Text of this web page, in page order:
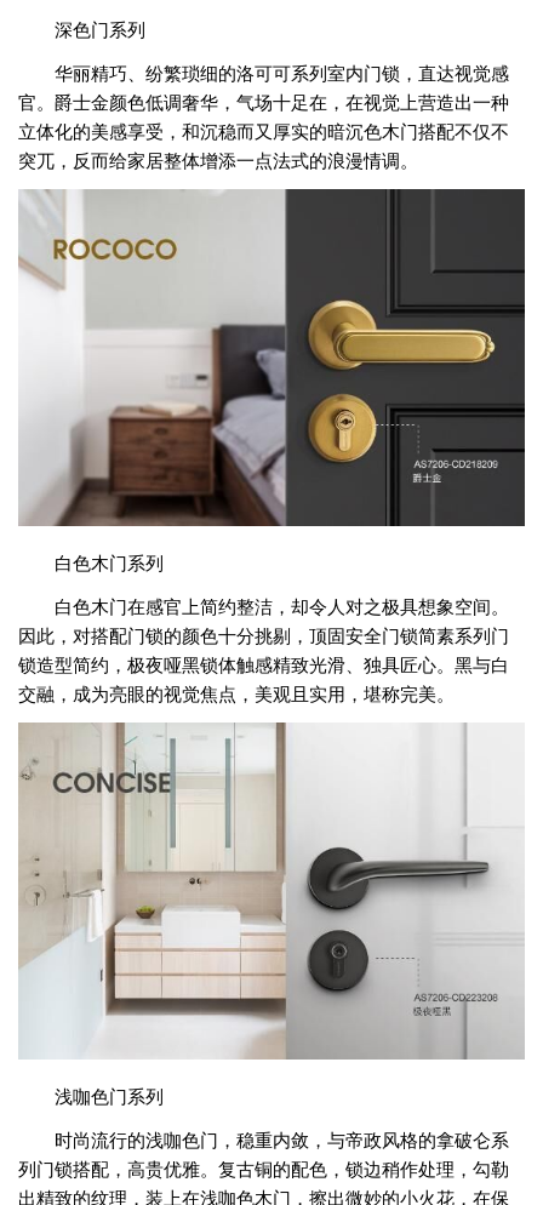
深色门系列
华丽精巧、纷繁琐细的洛可可系列室内门锁，直达视觉感
官。爵士金颜色低调奢华，气场十足在，在视觉上营造出一种
立体化的美感享受，和沉稳而又厚实的暗沉色木门搭配不仅不
突兀，反而给家居整体增添一点法式的浪漫情调。
白色木门系列
白色木门在感官上简约整洁，却令人对之极具想象空间。
因此，对搭配门锁的颜色十分挑剔，顶固安全门锁简素系列门
锁造型简约，极夜哑黑锁体触感精致光滑、独具匠心。黑与白
交融，成为亮眼的视觉焦点，美观且实用，堪称完美。
浅咖色门系列
时尚流行的浅咖色门，稳重内敛，与帝政风格的拿破仑系
列门锁搭配，高贵优雅。复古铜的配色，锁边稍作处理，勾勒
出精致的纹理，装上在浅咖色木门，擦出微妙的小火花，在保